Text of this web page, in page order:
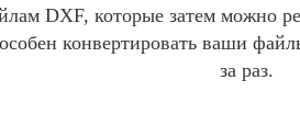
DXF, которые затем можно
конвертировать ваши
за раз.